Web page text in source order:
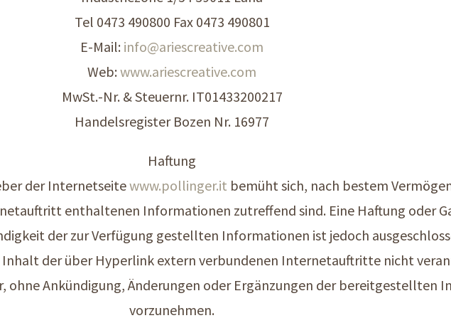
Tel 0473 490800 Fax 0473 490801
E-Mail: info@ariescreative.com
Web: www.ariescreative.com
MwSt.-Nr. & Steuernr. IT01433200217
Handelsregister Bozen Nr. 16977
Haftung
der Internetseitewww.pollinger.it bemüht sich, nach bestem
enthaltenen Informationen zutreffend sind. Eine Haftung oder
der zur Verfügung gestellten Informationen ist jedoch
der über Hyperlink extern verbundenen Internetauftritte nicht
ohne Ankündigung, Änderungen oder Ergänzungen der bereitgestellten
vorzunehmen.